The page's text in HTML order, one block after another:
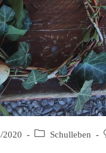
2020 Schulleben